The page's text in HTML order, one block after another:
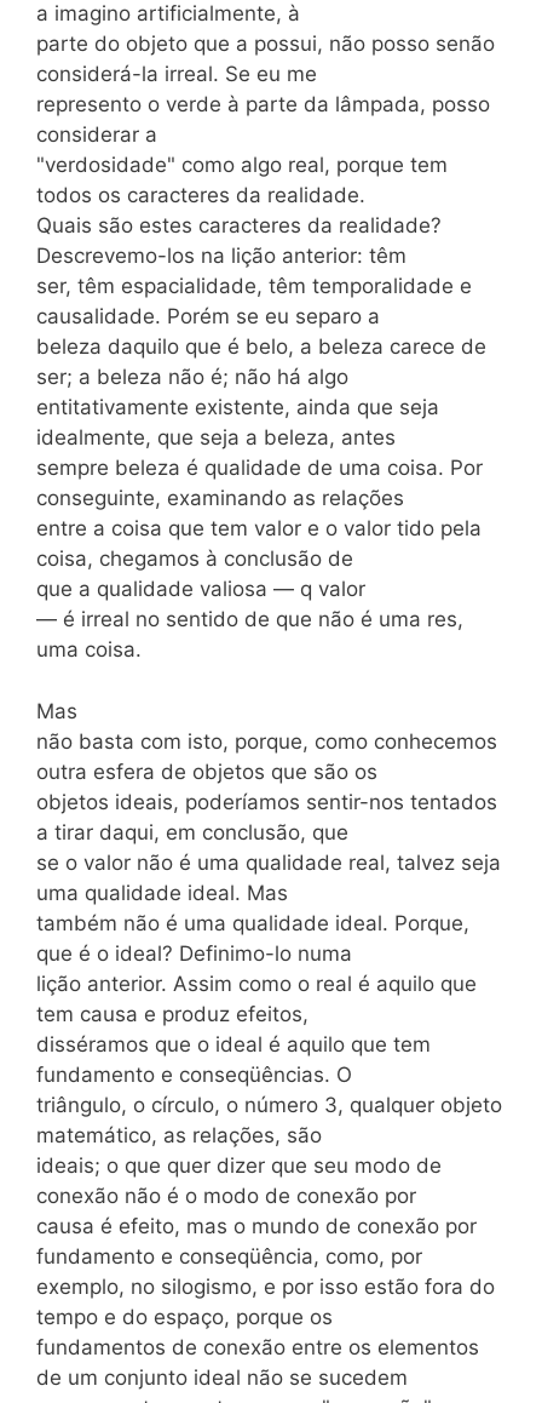
a imagino artificialmente, à
parte do objeto que a possui, não posso senão
considerá-la irreal. Se eu me
represento o verde à parte da lâmpada, posso
considerar a
"verdosidade" como algo real, porque tem
todos os caracteres da realidade.
Quais são estes caracteres da realidade?
Descrevemo-los na lição anterior: têm
ser, têm espacialidade, têm temporalidade e
causalidade. Porém se eu separo a
beleza daquilo que é belo, a beleza carece de
ser; a beleza não é; não há algo
entitativamente existente, ainda que seja
idealmente, que seja a beleza, antes
sempre beleza é qualidade de uma coisa. Por
conseguinte, examinando as relações
entre a coisa que tem valor e o valor tido pela
coisa, chegamos à conclusão de
que a qualidade valiosa — q valor
— é irreal no sentido de que não é uma res,
uma coisa.
Mas
não basta com isto, porque, como conhecemos
outra esfera de objetos que são os
objetos ideais, poderíamos sentir-nos tentados
a tirar daqui, em conclusão, que
se o valor não é uma qualidade real, talvez seja
uma qualidade ideal. Mas
também não é uma qualidade ideal. Porque,
que é o ideal? Definimo-lo numa
lição anterior. Assim como o real é aquilo que
tem causa e produz efeitos,
disséramos que o ideal é aquilo que tem
fundamento e conseqüências. O
triângulo, o círculo, o número 3, qualquer objeto
matemático, as relações, são
ideais; o que quer dizer que seu modo de
conexão não é o modo de conexão por
causa é efeito, mas o mundo de conexão por
fundamento e conseqüência, como, por
exemplo, no silogismo, e por isso estão fora do
tempo e do espaço, porque os
fundamentos de conexão entre os elementos
de um conjunto ideal não se sucedem